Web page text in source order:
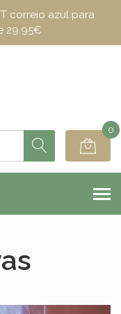
correio azul para
29.95€
0